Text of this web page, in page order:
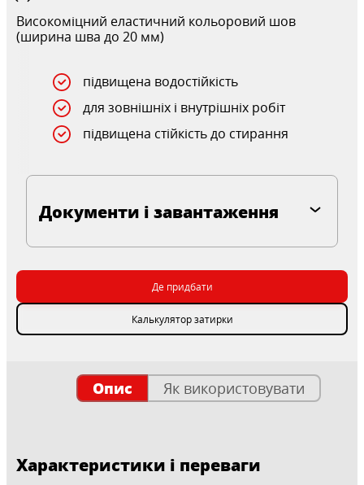
Високоміцний еластичний кольоровий шов
(ширина шва до 20 мм)
підвищена водостійкість
для зовнішніх і внутрішніх робіт
підвищена стійкість до стирання
Документи і завантаження
Де придбати
Калькулятор затирки
Опис Як використовувати
Характеристики і переваги